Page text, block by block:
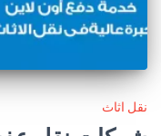
نقل اثاث